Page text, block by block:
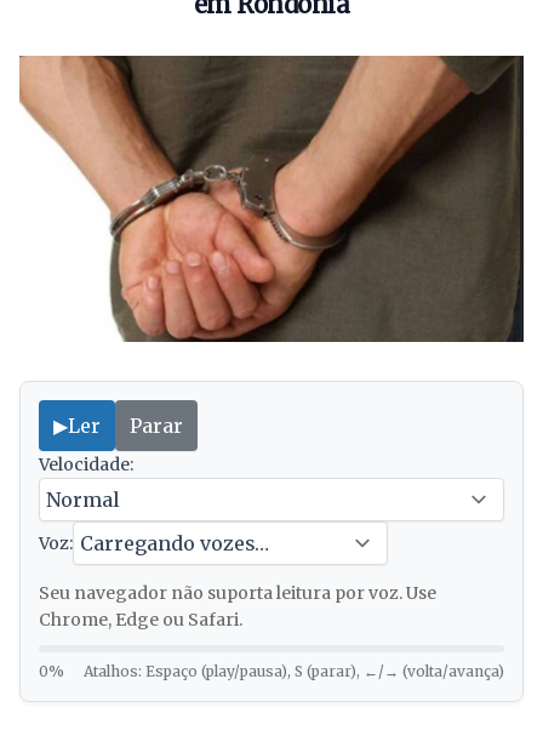
▶Ler Parar
Velocidade:
Voz:
Seu navegador não suporta leitura por voz. Use
Chrome, Edge ou Safari.
0% Atalhos: Espaço (play/pausa), S (parar), ←/→ (volta/avança)